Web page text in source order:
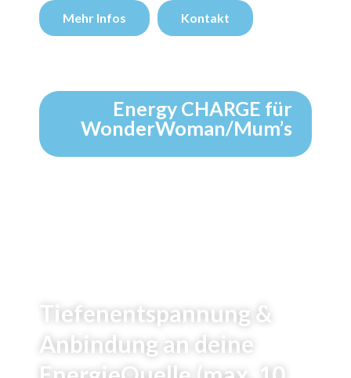
Mehr Infos Kontakt
Energy CHARGE für
WonderWoman/Mum’s
Tiefenentspannung &
Anbindung an deine